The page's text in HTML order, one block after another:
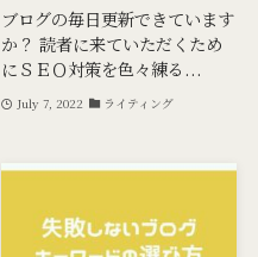
ブログの毎日更新できています
か？ 読者に来ていただくため
にＳＥＯ対策を色々練る...
July 7, 2022 ライティング